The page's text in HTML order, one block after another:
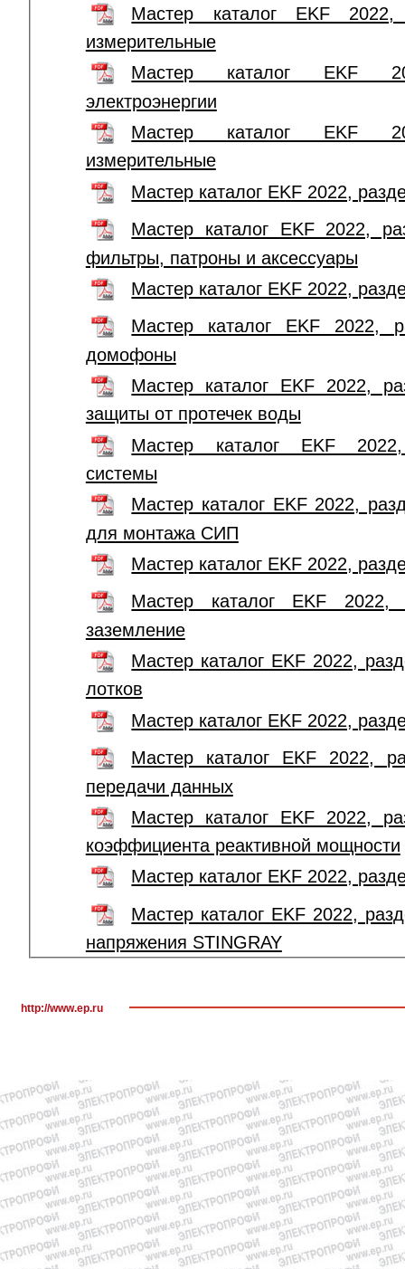
Мастер каталог EKF 2022,
измерительные
Мастер каталог EKF
электроэнергии
Мастер каталог EKF
измерительные
Мастер каталог EKF 2022,
Мастер каталог EKF 2022,
фильтры, патроны и аксессуары
Мастер каталог EKF 2022,
Мастер каталог EKF 2022,
домофоны
Мастер каталог EKF 2022,
защиты от протечек воды
Мастер каталог EKF
системы
Мастер каталог EKF 2022,
для монтажа СИП
Мастер каталог EKF 2022,
Мастер каталог EKF
заземление
Мастер каталог EKF 2022,
лотков
Мастер каталог EKF 2022,
Мастер каталог EKF 2022,
передачи данных
Мастер каталог EKF 2022,
коэффициента реактивной мощности
Мастер каталог EKF 2022,
Мастер каталог EKF 2022,
напряжения STINGRAY
http://www.ep.ru